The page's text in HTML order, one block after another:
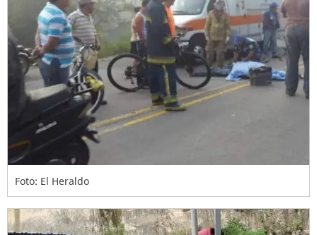
Foto: El Heraldo